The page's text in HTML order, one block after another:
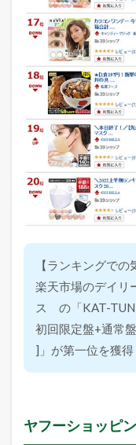
【ランキングでの
楽天市場のデイ
ス の「KAT-TUN
初回限定盤+通常
]」が第一位を獲得
ヤフーショッピ